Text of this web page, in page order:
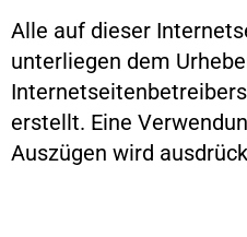
Alle auf dieser
unterliegen dem
erstellt. Eine
Auszügen wird